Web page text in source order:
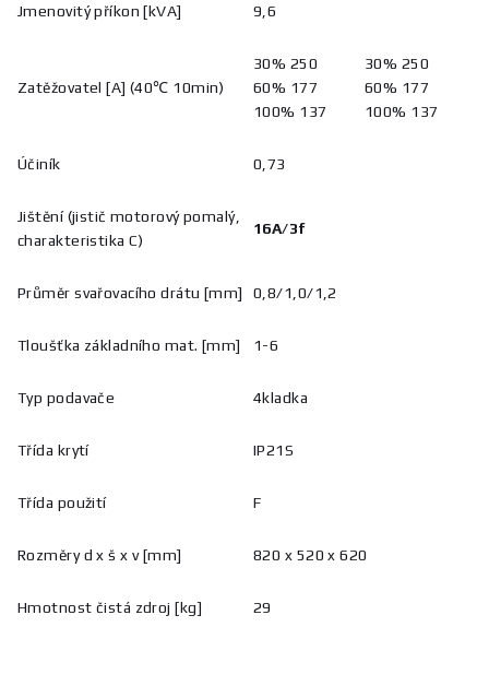
Jmenovitý příkon [kVA] 9,6
Zatěžovatel [A] (40℃ 10min)
30% 250
60% 177
100% 137
30% 250
60% 177
100% 137
Účiník 0,73
Jištění (jistič motorový pomalý,
charakteristika C)
16A/3f
Průměr svařovacího drátu [mm] 0,8/1,0/1,2
Tloušťka základního mat. [mm] 1-6
Typ podavače 4kladka
Třída krytí IP21S
Třída použití F
Rozměry d x š x v [mm] 820 x 520 x 620
Hmotnost čistá zdroj [kg] 29